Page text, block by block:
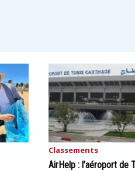
Classements
AirHelp : l’aéroport de